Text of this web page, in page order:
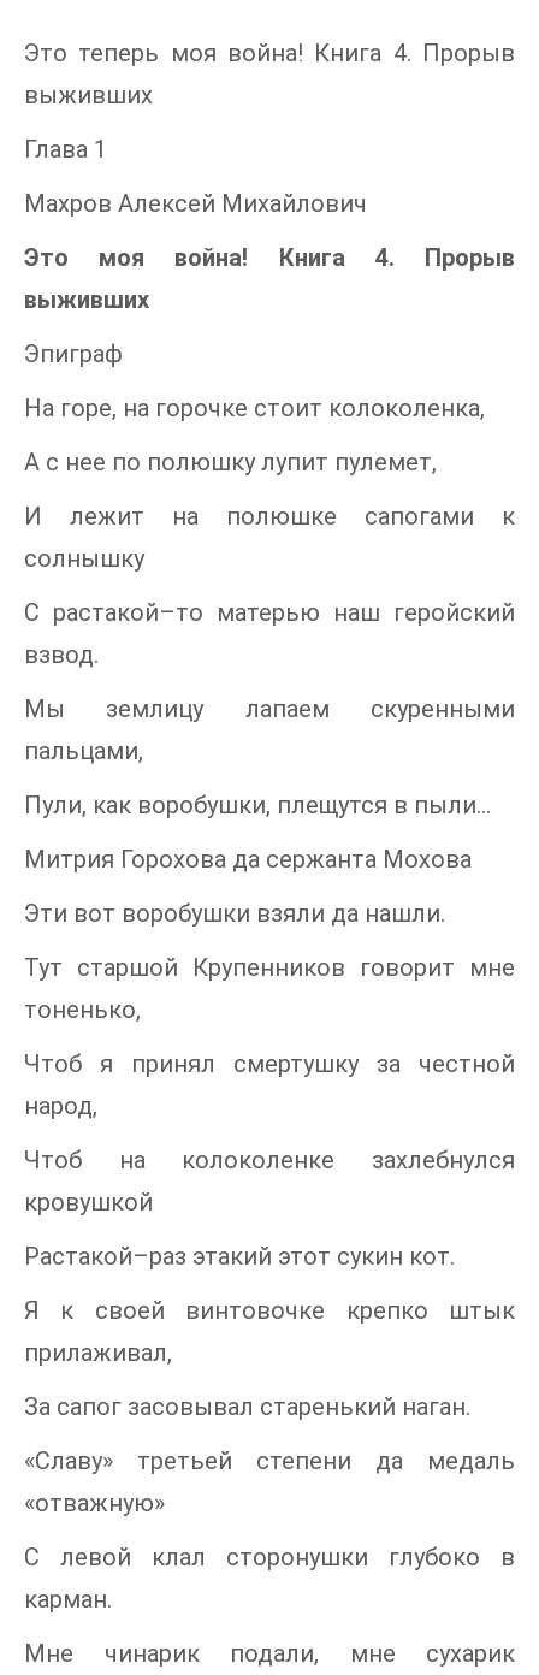
Это теперь моя война! Книга 4. Прорыв
выживших
Глава 1
Махров Алексей Михайлович
Это моя война! Книга 4. Прорыв
выживших
Эпиграф
На горе, на горочке стоит колоколенка,
А с нее по полюшку лупит пулемет,
И лежит на полюшке сапогами к
солнышку
С растакой–то матерью наш геройский
взвод.
Мы землицу лапаем скуренными
пальцами,
Пули, как воробушки, плещутся в пыли…
Митрия Горохова да сержанта Мохова
Эти вот воробушки взяли да нашли.
Тут старшой Крупенников говорит мне
тоненько,
Чтоб я принял смертушку за честной
народ,
Чтоб на колоколенке захлебнулся
кровушкой
Растакой–раз этакий этот сукин кот.
Я к своей винтовочке крепко штык
прилаживал,
За сапог засовывал старенький наган.
«Славу» третьей степени да медаль
«отважную»
С левой клал сторонушки глубоко в
карман.
Мне чинарик подали, мне сухарик